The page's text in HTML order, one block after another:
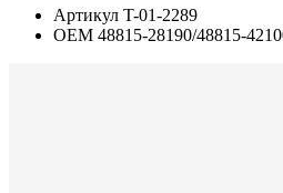
Артикул T-01-2289
ОЕМ 48815-28190/48815-